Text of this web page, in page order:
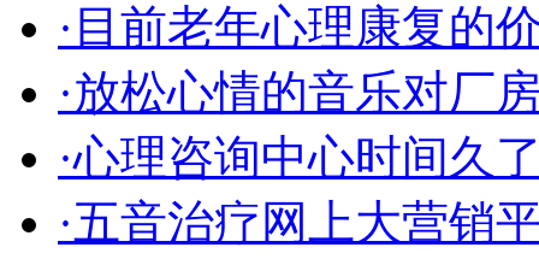
·目前老年心理康复的
·放松心情的音乐对厂
·心理咨询中心时间久
·五音治疗网上大营销